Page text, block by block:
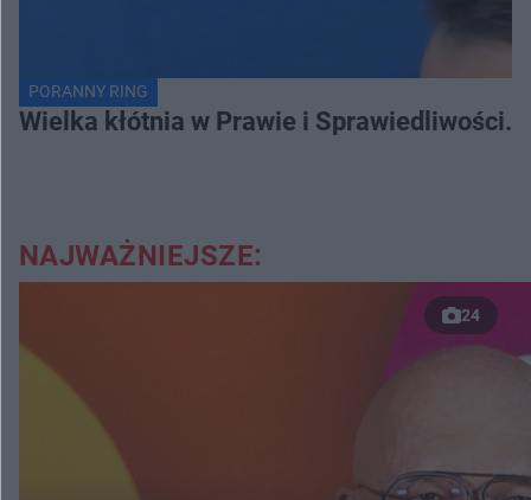
PORANNY RING
Wielka kłótnia w Prawie i Sprawiedliwości.
NAJWAŻNIEJSZE:
24